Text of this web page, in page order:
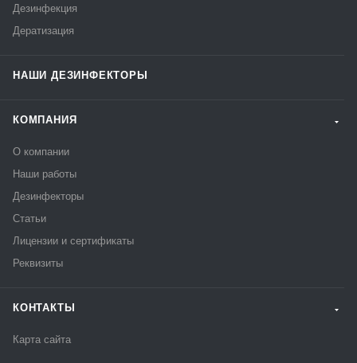
Дезинфекция
Дератизация
НАШИ ДЕЗИНФЕКТОРЫ
КОМПАНИЯ
О компании
Наши работы
Дезинфекторы
Статьи
Лицензии и сертификаты
Реквизиты
КОНТАКТЫ
Карта сайта